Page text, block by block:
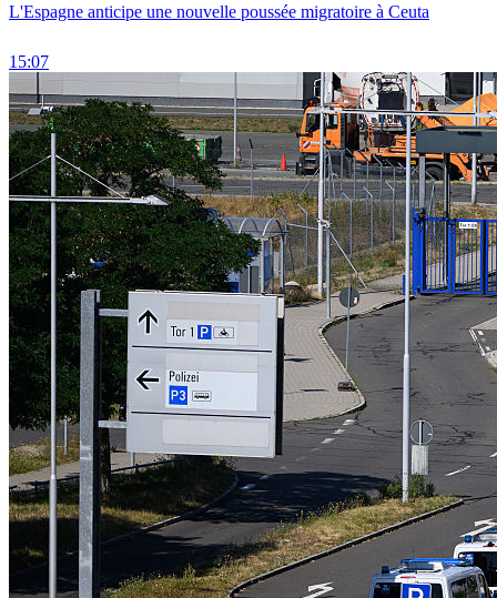
L'Espagne anticipe une nouvelle poussée migratoire à Ceuta
15:07